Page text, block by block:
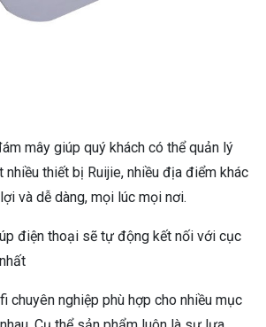
mây giúp quý khách có thể quản lý
thiết bị Ruijie, nhiều địa điểm khác
và dễ dàng, mọi lúc mọi nơi.
điện thoại sẽ tự động kết nối với cục
chuyên nghiệp phù hợp cho nhiều mục